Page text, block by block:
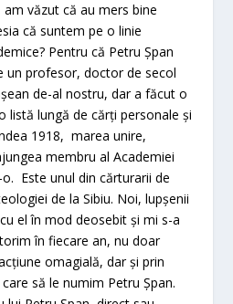
văzut că au mers bine
că suntem pe o linie
Pentru că Petru Șpan
un profesor, doctor de secol
de-al nostru, dar a făcut o
listă lungă de cărți personale și
1918, marea unire,
membru al Academiei
Este unul din cărturarii de
de la Sibiu. Noi, lupșenii
el în mod deosebit și mi s-a
în fiecare an, nu doar
omagială, dar și prin
să le numim Petru Șpan.